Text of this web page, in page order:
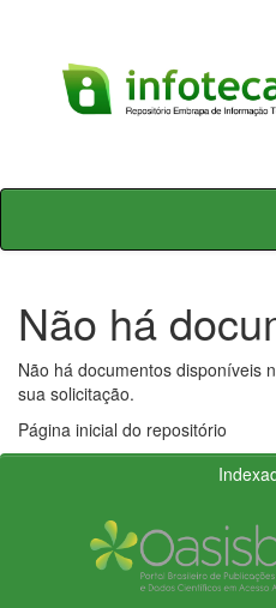
Skip
Não há
Não há documentos disponíveis
sua solicitação.
Página inicial do repositório